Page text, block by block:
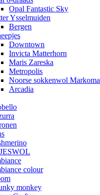
Opal Fantastic Sky
Ysselmuiden
Bergen
Downtown
Invicta Matterhorn
Maris Zareska
Metropolis
Noorse sokkenwol Markoma
Arcadia
colour
monkey